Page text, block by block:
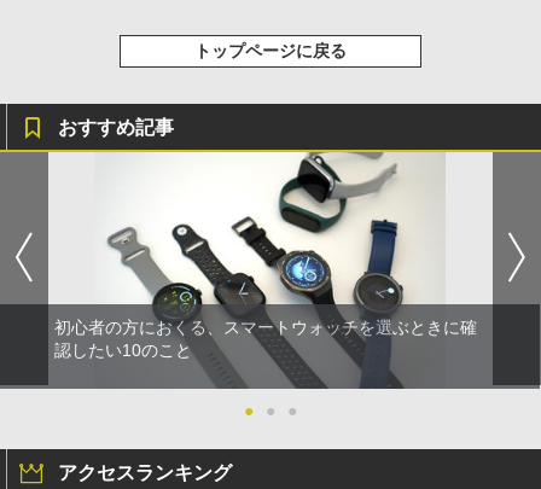
トップページに戻る
おすすめ記事
初心者の方におくる、スマートウォッチを選ぶときに確
認したい10のこと
● ● ●
アクセスランキング